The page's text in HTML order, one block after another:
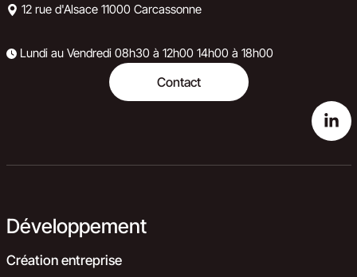
12 rue d'Alsace 11000 Carcassonne
Lundi au Vendredi 08h30 à 12h00 14h00 à 18h00
Contact
Développement
Création entreprise